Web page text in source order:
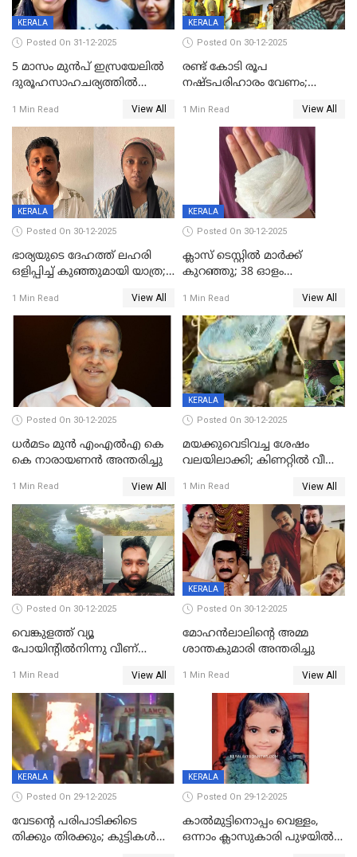
KERALA
Posted On 31-12-2025
5 മാസം മുൻപ് ഇസ്രയേലിൽ
ദുരൂഹസാഹചര്യത്തിൽ
മലയാളി യുവാവിന്റെ ഭാര്യയും
മരിച്ചു
1 Min Read View All
KERALA
Posted On 30-12-2025
രണ്ട് കോടി രൂപ
നഷ്ടപരിഹാരം വേണം;
നോട്ടീസയച്ച് ഉമാ തോമസ്
1 Min Read View All
KERALA
Posted On 30-12-2025
ഭാര്യയുടെ ദേഹത്ത് ലഹരി
ഒളിപ്പിച്ച് കുഞ്ഞുമായി യാത്ര;
പിടികൂടി പൊലീസ്
1 Min Read View All
KERALA
Posted On 30-12-2025
ക്ലാസ് ടെസ്റ്റിൽ മാർക്ക്
കുറഞ്ഞു; 38 ഓളം
സെന്ററിലെ അധ്യാപകന്‍
മർദിച്ചതായി പരാതി
1 Min Read View All
Posted On 30-12-2025
ധർമടം മുൻ എംഎല്‍എ കെ
കെ നാരായണന്‍ അന്തരിച്ചു
1 Min Read View All
KERALA
Posted On 30-12-2025
മയക്കുവെടിവച്ച ശേഷം
വലയിലാക്കി; കിണറ്റിൽ വീണ
1 Min Read View All
Posted On 30-12-2025
വെങ്കുളത്ത് വ്യൂ
പോയിന്റിൽനിന്നു വീണ്
1 Min Read View All
KERALA
Posted On 30-12-2025
മോഹന്‍ലാലിന്‍റെ അമ്മ
ശാന്തകുമാരി അന്തരിച്ചു
1 Min Read View All
KERALA
Posted On 29-12-2025
വേടന്റെ പരിപാടിക്കിടെ
തിക്കും തിരക്കും; കുട്ടികള്‍
KERALA
Posted On 29-12-2025
കാൽമുട്ടിനൊപ്പം വെള്ളം,
ഒന്നാം ക്ലാസുകാരി പുഴയിൽ